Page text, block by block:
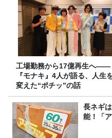
工場勤務から17億再生へ——
『モナキ』4人が語る、人生
変えた“ポチッ”の話
長ネギ
能！「